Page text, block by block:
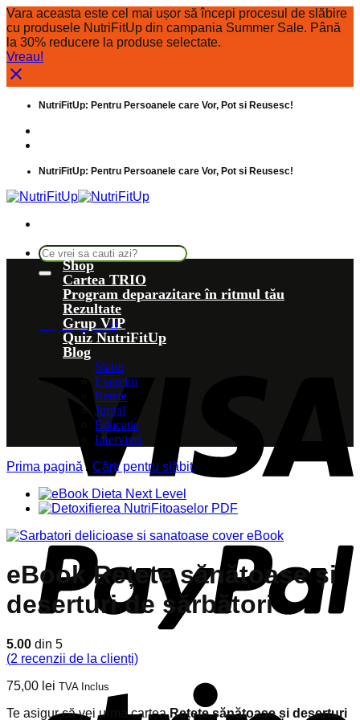
Vara aceasta este cel mai ușor să începi procesul de slăbire
cu produsele NutriFitUp din campania Summer Sale. Până
la 30% reducere la produse selectate.
Vreau!
NutriFitUp: Pentru Persoanele care Vor, Pot si Reusesc!
NutriFitUp: Pentru Persoanele care Vor, Pot si Reusesc!
Caută
după:
Autentificare
Coș /0,00lei 0
Coș
Shop
Cartea TRIO
Program deparazitare în ritmul tău
Rezultate
Grup VIP
Quiz NutriFitUp
Blog
Slabit
Exercitii
Retete
Jurnal
Educatie
Interviuri
Prima pagină / Cărți pentru slăbit
eBook Rețete sănătoase și
deserturi de sărbători​
5.00 din 5
(2 recenzii de la clienți)
75,00 lei TVA Inclus
Te asigur că vei urma carteaRețete sănătoase și deserturi